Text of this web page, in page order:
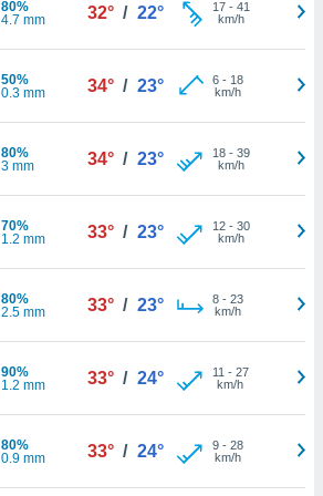
80%
4.7 mm
32° / 22° 17- 41
km/h
50%
0.3 mm
34° / 23° 6- 18
km/h
80%
3 mm
34° / 23° 18- 39
km/h
70%
1.2 mm
33° / 23° 12- 30
km/h
80%
2.5 mm
33° / 23° 8- 23
km/h
90%
1.2 mm
33° / 24° 11 - 27
km/h
80%
0.9 mm
33° / 24° 9- 28
km/h